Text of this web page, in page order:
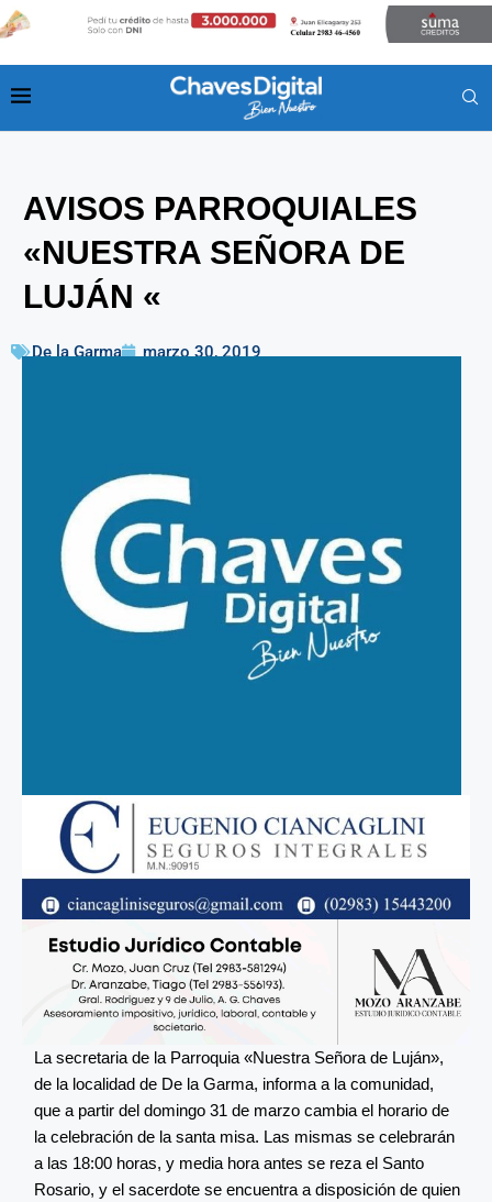
AVISOS PARROQUIALES
«NUESTRA SEÑORA DE
LUJÁN «
De la Garma marzo 30, 2019
La secretaria de la Parroquia «Nuestra Señora de Luján»,
de la localidad de De la Garma, informa a la comunidad,
que a partir del domingo 31 de marzo cambia el horario de
la celebración de la santa misa. Las mismas se celebrarán
a las 18:00 horas, y media hora antes se reza el Santo
Rosario, y el sacerdote se encuentra a disposición de quien